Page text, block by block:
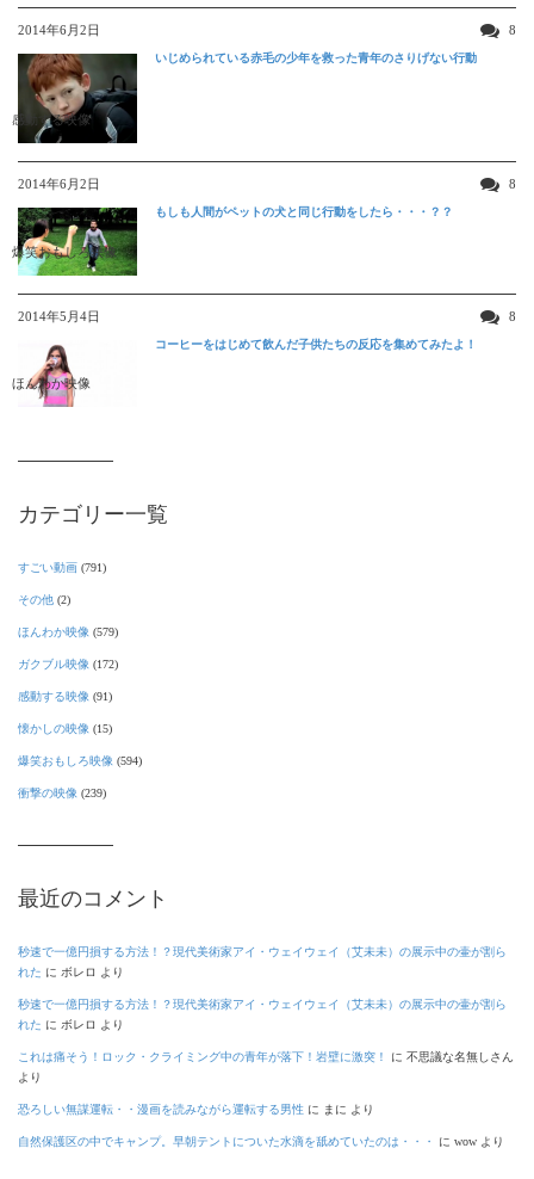
2014年6月2日 8
感動する映像
いじめられている赤毛の少年を救った青年のさりげない行動
2014年6月2日 8
爆笑おもしろ映像
もしも人間がペットの犬と同じ行動をしたら・・・？？
2014年5月4日 8
ほんわか映像
コーヒーをはじめて飲んだ子供たちの反応を集めてみたよ！
カテゴリー一覧
すごい動画 (791)
その他 (2)
ほんわか映像 (579)
ガクブル映像 (172)
感動する映像 (91)
懐かしの映像 (15)
爆笑おもしろ映像 (594)
衝撃の映像 (239)
最近のコメント
秒速で一億円損する方法！？現代美術家アイ・ウェイウェイ（艾未未）の展示中の壷が割ら
れた に ボレロ より
秒速で一億円損する方法！？現代美術家アイ・ウェイウェイ（艾未未）の展示中の壷が割ら
れた に ボレロ より
これは痛そう！ロック・クライミング中の青年が落下！岩壁に激突！ に 不思議な名無しさん
より
恐ろしい無謀運転・・漫画を読みながら運転する男性 に まに より
自然保護区の中でキャンプ。早朝テントについた水滴を舐めていたのは・・・ に wow より